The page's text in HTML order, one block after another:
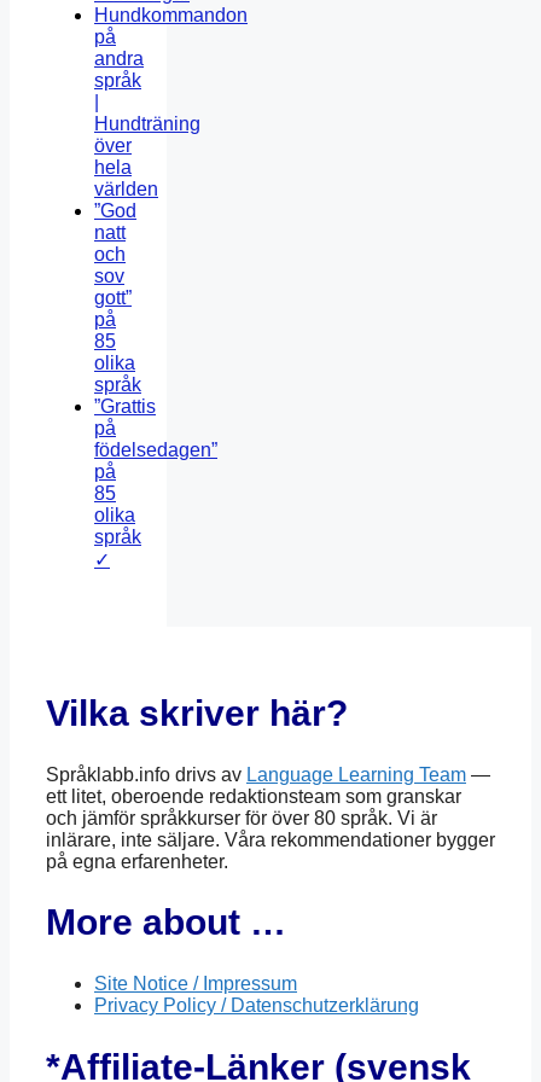
Hundkommandon
på
andra
språk
Hundträning
över
hela
världen
”God
natt
och
sov
gott”
på
85
olika
språk
”Grattis
på
födelsedagen”
på
85
olika
språk
✓
Vilka skriver här?
Språklabb.info drivs av Language Learning Team —
ett litet, oberoende redaktionsteam som granskar
och jämför språkkurser för över 80 språk. Vi är
inlärare, inte säljare. Våra rekommendationer bygger
på egna erfarenheter.
More about …
Site Notice / Impressum
Privacy Policy / Datenschutzerklärung
*Affiliate-Länker (svensk